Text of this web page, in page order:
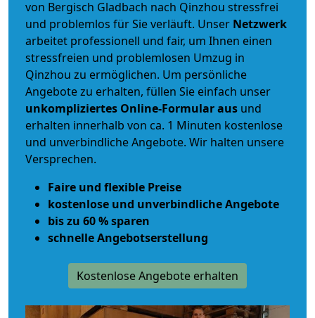
von Bergisch Gladbach nach Qinzhou stressfrei
und problemlos für Sie verläuft. Unser Netzwerk
arbeitet professionell und fair, um Ihnen einen
stressfreien und problemlosen Umzug in
Qinzhou zu ermöglichen. Um persönliche
Angebote zu erhalten, füllen Sie einfach unser
unkompliziertes Online-Formular aus und
erhalten innerhalb von ca. 1 Minuten kostenlose
und unverbindliche Angebote. Wir halten unsere
Versprechen.
Faire und flexible Preise
kostenlose und unverbindliche Angebote
bis zu 60 % sparen
schnelle Angebotserstellung
Kostenlose Angebote erhalten